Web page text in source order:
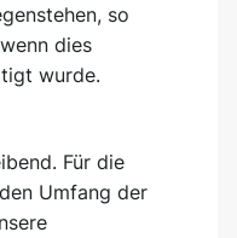
so
dies
wurde.
Für die
Umfang der